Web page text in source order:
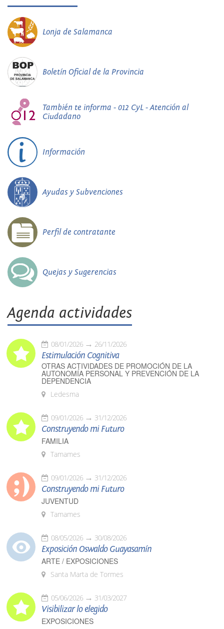
Lonja de Salamanca
Boletín Oficial de la Provincia
También te informa - 012 CyL - Atención al
Ciudadano
Información
Ayudas y Subvenciones
Perfil de contratante
Quejas y Sugerencias
Agenda actividades
08/01/2026 26/11/2026
Estimulación Cognitiva
OTRAS ACTIVIDADES DE PROMOCIÓN DE LA
AUTONOMÍA PERSONAL Y PREVENCIÓN DE LA
DEPENDENCIA
Ledesma
09/01/2026 31/12/2026
Construyendo mi Futuro
FAMILIA
Tamames
09/01/2026 31/12/2026
Construyendo mi Futuro
JUVENTUD
Tamames
08/05/2026 30/08/2026
Exposición Oswaldo Guayasamín
ARTE / EXPOSICIONES
Santa Marta de Tormes
05/06/2026 31/03/2027
Visibilizar lo elegido
EXPOSICIONES